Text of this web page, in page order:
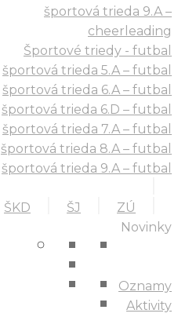
športová trieda 9.A –
cheerleading
Športové triedy - futbal
športová trieda 5.A – futbal
športová trieda 6.A – futbal
športová trieda 6.D – futbal
športová trieda 7.A – futbal
športová trieda 8.A – futbal
športová trieda 9.A – futbal
ŠKD ŠJ ZÚ
Novinky
Oznamy
Aktivity